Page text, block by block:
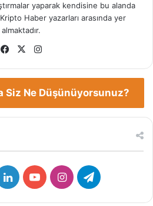
yaparak kendisine bu alanda
Haber yazarları arasında yer
almaktadır.
Facebook
X
Siz Ne Düşünüyorsunuz?
LinkedInYouTubeInstagramTelegram